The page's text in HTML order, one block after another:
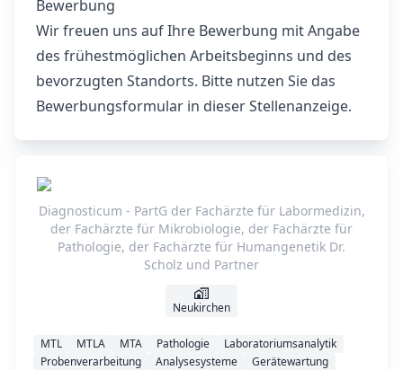
Bewerbung
Wir freuen uns auf Ihre Bewerbung mit Angabe
des frühestmöglichen Arbeitsbeginns und des
bevorzugten Standorts. Bitte nutzen Sie das
Bewerbungsformular in dieser Stellenanzeige.
Diagnosticum - PartG der Fachärzte für Labormedizin,
der Fachärzte für Mikrobiologie, der Fachärzte für
Pathologie, der Fachärzte für Humangenetik Dr.
Scholz und Partner
Neukirchen
MTL MTLA MTA Pathologie
Laboratoriumsanalytik
Probenverarbeitung
Analysesysteme
Gerätewartung